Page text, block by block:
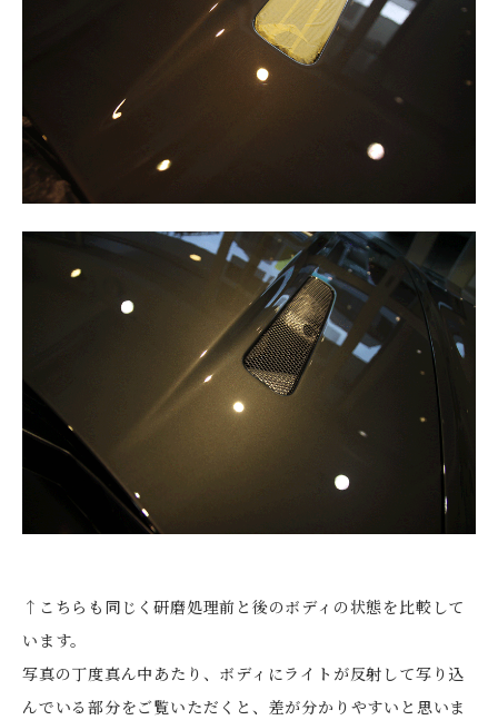
↑こちらも同じく研磨処理前と後のボディの状態を比較して
います。
写真の丁度真ん中あたり、ボディにライトが反射して写り込
んでいる部分をご覧いただくと、差が分かりやすいと思いま